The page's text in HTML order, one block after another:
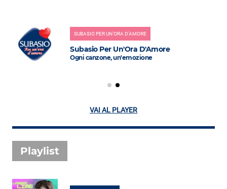
SUBASIO PER UN'ORA D'AMORE
Subasio Per Un'Ora D'Amore
Ogni canzone, un'emozione
VAI AL PLAYER
Playlist